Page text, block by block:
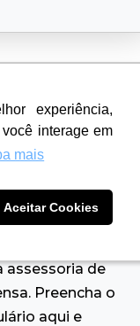
experiência,
interage em
mais
Aceitar Cookies
experiência,
interage em
mais
Aceitar Cookies
assessoria de
Preencha o
aqui e